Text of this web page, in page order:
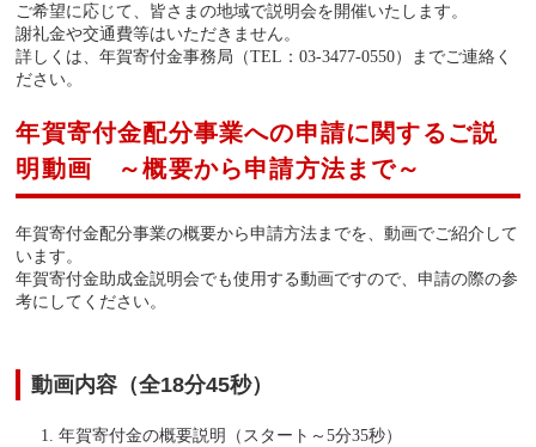
ご希望に応じて、皆さまの地域で説明会を開催いたします。
謝礼金や交通費等はいただきません。
詳しくは、年賀寄付金事務局（TEL：03-3477-0550）までご連絡く
ださい。
年賀寄付金配分事業への申請に関するご説
明動画 ～概要から申請方法まで～
年賀寄付金配分事業の概要から申請方法までを、動画でご紹介して
います。
年賀寄付金助成金説明会でも使用する動画ですので、申請の際の参
考にしてください。
動画内容（全18分45秒）
年賀寄付金の概要説明（スタート～5分35秒）